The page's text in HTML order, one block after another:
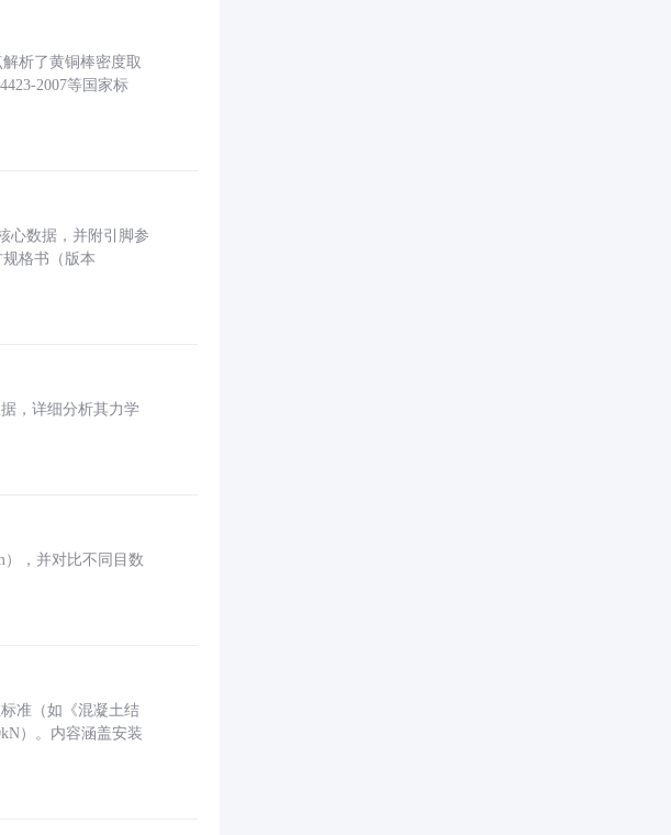
析了黄铜棒密度取
2007等国家标
心数据，并附引脚参
格书（版本
，详细分析其力学
），并对比不同目数
准（如《混凝土结
）。内容涵盖安装